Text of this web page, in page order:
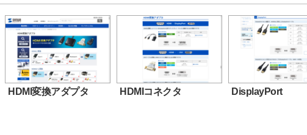
HDMI変換アダプタ HDMIコネクタ DisplayPort